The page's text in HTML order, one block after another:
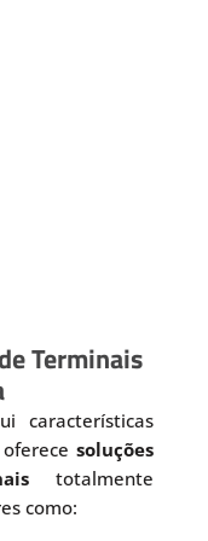
Terminais
características
oferecesoluções
totalmente
como: